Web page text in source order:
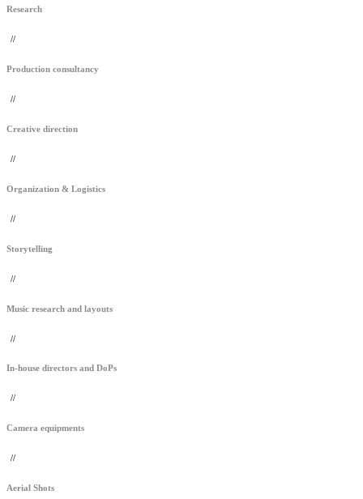
Research
//
Production consultancy
//
Creative direction
//
Organization & Logistics
//
Storytelling
//
Music research and layouts
//
In-house directors and DoPs
//
Camera equipments
//
Aerial Shots